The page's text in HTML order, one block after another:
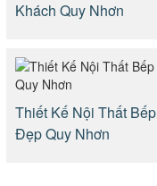
Khách Quy Nhơn
Thiết Kế Nội Thất Bếp
Đẹp Quy Nhơn